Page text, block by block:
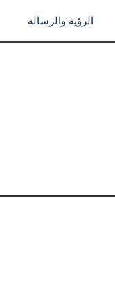
الرؤية والرسالة